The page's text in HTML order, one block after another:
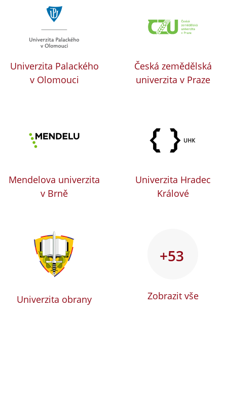
Univerzita Palackého
v Olomouci
Česká zemědělská
univerzita v Praze
Mendelova univerzita
v Brně
Univerzita Hradec
Králové
Univerzita obrany
+53
Zobrazit vše